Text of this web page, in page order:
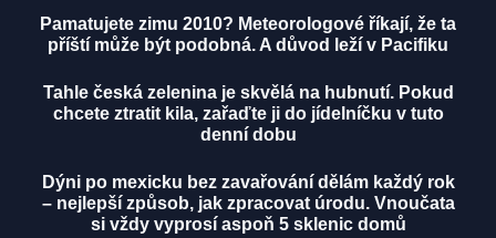
Pamatujete zimu 2010? Meteorologové říkají, že ta
příští může být podobná. A důvod leží v Pacifiku
Tahle česká zelenina je skvělá na hubnutí. Pokud
chcete ztratit kila, zařaďte ji do jídelníčku v tuto
denní dobu
Dýni po mexicku bez zavařování dělám každý rok
– nejlepší způsob, jak zpracovat úrodu. Vnoučata
si vždy vyprosí aspoň 5 sklenic domů